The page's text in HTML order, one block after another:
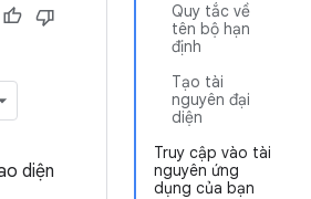
Quy tắc về
tên bộ hạn
định
Tạo tài
nguyên đại
diện
Truy cập vào tài
nguyên ứng
dụng của bạn
diện